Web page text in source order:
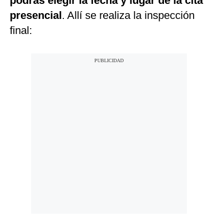
presencial. Allí se realiza la inspección
final: